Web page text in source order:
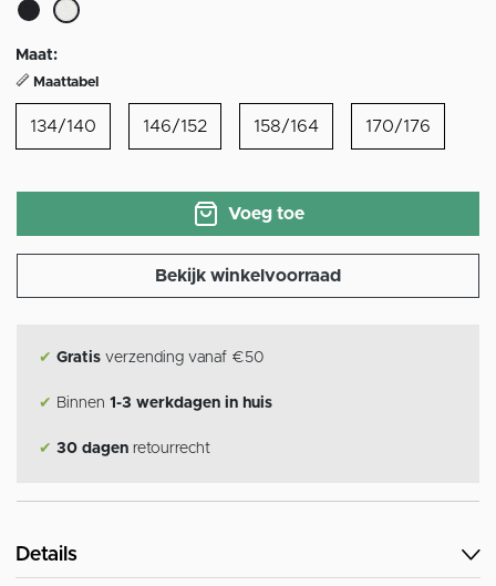
Maat:
Maattabel
134/140 146/152 158/164 170/176
Voeg toe
Bekijk winkelvoorraad
✔ Gratis verzending vanaf €50
✔ Binnen 1-3 werkdagen in huis
✔ 30 dagen retourrecht
Details